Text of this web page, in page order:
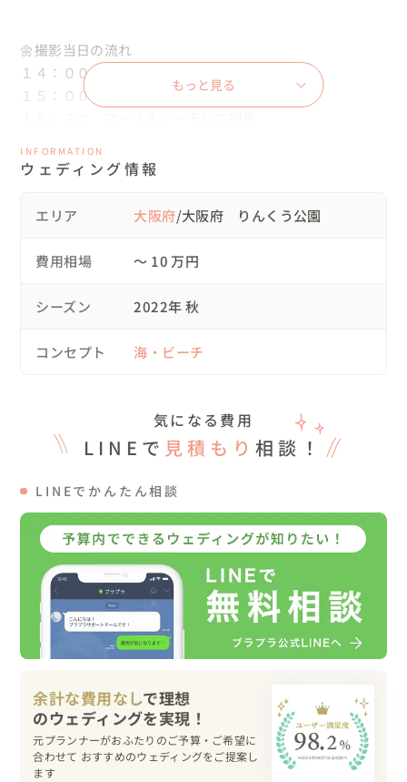
🌼撮影当日の流れ
１４：００　りんくう公園控え室でヘアメイク
１５：００　園内シーサイド緑地で撮影開始
🌼ドレス
ご紹介可能です！
撮られるのが苦手という方には、遠くから撮影を始めたり
動きをつけたポージングで緊張をほぐしたりしながら撮影
を進めます！
打ち合わせ等でお二人のお人柄に触れながら似合うポージ
ングをご提案いたします！
お好きな写真が1枚でもあればそこからお二人のお好みも
探っていくのでご安心ください！
◎SNS・HPへの掲載が可能な方は方は3,000円OFF！
もっと見る
INFORMATION
ウェディング情報
エリア 大阪府/大阪府 りんくう公園
費用相場 〜 10 万円
シーズン 2022年 秋
コンセプト 海・ビーチ
気になる費用
LINEで 見積もり 相談！
LINEでかんたん相談
余計な費用なしで理想
元プランナーがおふたりのご予算・ご希望に
合わせて おすすめのウェディングをご提案し
ます